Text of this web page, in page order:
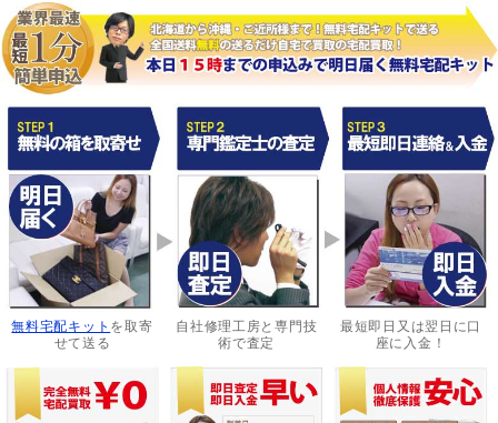
無料宅配キット を取寄
せて送る
自社修理工房と専門技
術で査定
最短即日又は翌日に口
座に入金！